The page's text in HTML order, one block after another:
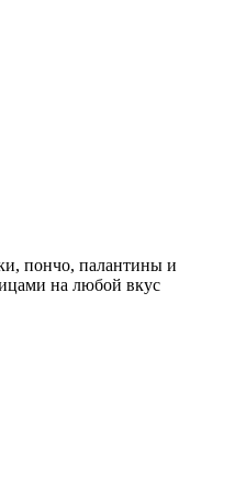
пончо, палантины и
на любой вкус